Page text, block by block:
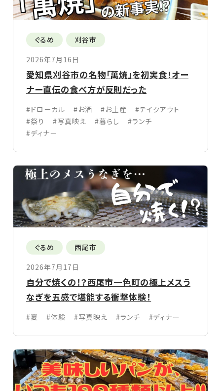
ぐるめ
刈谷市
2026年7月16日
愛知県刈谷市の名物「萬焼」を初実食！オー
ナー直伝の食べ方が反則だった
#ドローカル #お酒 #お土産
#テイクアウト
#祭り
#写真映え #暮らし
#ランチ
#ディナー
ぐるめ
西尾市
2026年7月17日
自分で焼くの！？西尾市一色町の極上メスう
なぎを五感で堪能する衝撃体験！
#夏 #体験 #写真映え #ランチ #ディナー